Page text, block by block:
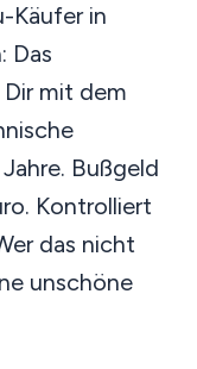
Käufer in
Das
mit dem
Bußgeld
Kontrolliert
das nicht
unschöne